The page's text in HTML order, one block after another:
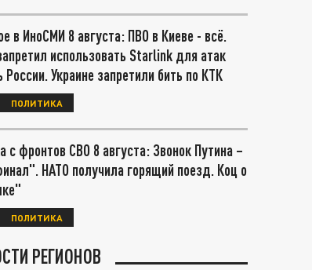
в ИноСМИ 8 августа: ПВО в Киеве - всё.
использовать Starlink для атак
России. Украине запретили бить по КТК
ПОЛИТИКА
с фронтов СВО 8 августа: Звонок Путина –
НАТО получила горящий поезд. Коц о
ПОЛИТИКА
РЕГИОНОВ